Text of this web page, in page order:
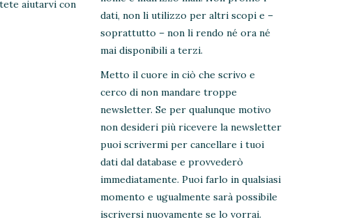
aiutarvi con
dati, non li utilizzo per altri scopi e –
soprattutto – non li rendo né ora né
mai disponibili a terzi.
Metto il cuore in ciò che scrivo e
cerco di non mandare troppe
newsletter. Se per qualunque motivo
non desideri più ricevere la newsletter
puoi scrivermi per cancellare i tuoi
dati dal database e provvederò
immediatamente. Puoi farlo in qualsiasi
momento e ugualmente sarà possibile
iscriversi nuovamente se lo vorrai.